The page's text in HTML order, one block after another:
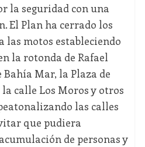
la seguridad con una
El Plan ha cerrado los
las motos estableciendo
la rotonda de Rafael
Mar, la Plaza de
calle Los Moros y otros
las calles
que pudiera
de personas y